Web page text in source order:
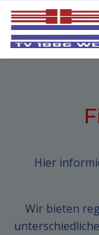
Hier
Wir bieten